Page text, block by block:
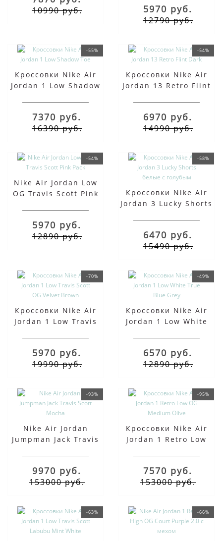
10990 руб. 5970 руб.
12790 руб.
-55%
Кроссовки Nike Air
Jordan 1 Low Shadow
7370 руб.
16390 руб.
-54%
Кроссовки Nike Air
Jordan 13 Retro Flint
6970 руб.
14990 руб.
-54%
Nike Air Jordan Low
OG Travis Scott Pink
5970 руб.
12890 руб.
-58%
Кроссовки Nike Air
Jordan 3 Lucky Shorts
6470 руб.
15490 руб.
-70%
Кроссовки Nike Air
Jordan 1 Low Travis
5970 руб.
19990 руб.
-49%
Кроссовки Nike Air
Jordan 1 Low White
6570 руб.
12890 руб.
-93%
Nike Air Jordan
Jumpman Jack Travis
9970 руб.
153000 руб.
-95%
Кроссовки Nike Air
Jordan 1 Retro Low
7570 руб.
153000 руб.
-63% -66%